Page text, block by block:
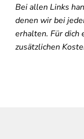
Bei allen Links
denen wir bei
erhalten. Für dich
zusätzlichen